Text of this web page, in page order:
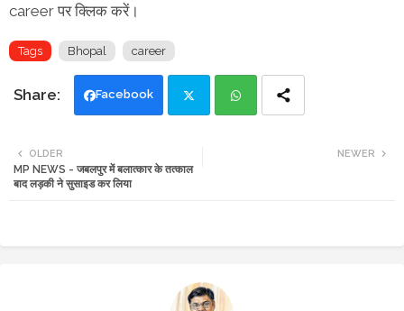
career पर क्लिक करें।
Tags Bhopal career
Facebook
tte
NEWER
OLDER
MP NEWS - जबलपुर में बलात्कार के तत्काल
बाद लड़की ने सुसाइड कर लिया